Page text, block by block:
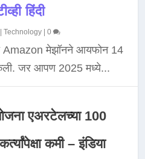
हिंदी
|Technology |0
Amazon मेझॉनने आयफोन 14
जर आपण 2025 मध्ये...
एअरटेलच्या 100
कमी – इंडिया